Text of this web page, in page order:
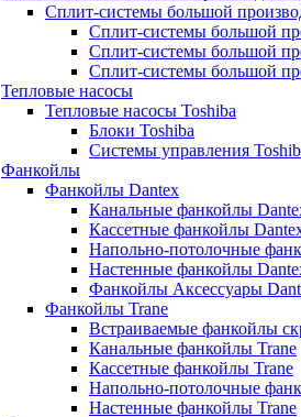
Сплит-системы большой
Сплит-системы большой
Сплит-системы большой
Сплит-системы большой
Тепловые насосы
Тепловые насосы Toshiba
Блоки Toshiba
Системы управления
Фанкойлы
Фанкойлы Dantex
Канальные фанкойлы
Кассетные фанкойлы
Напольно-потолочные
Настенные фанкойлы
Фанкойлы Аксессуары
Фанкойлы Trane
Встраиваемые фанкойлы
Канальные фанкойлы Trane
Кассетные фанкойлы Trane
Напольно-потолочные
Настенные фанкойлы Trane